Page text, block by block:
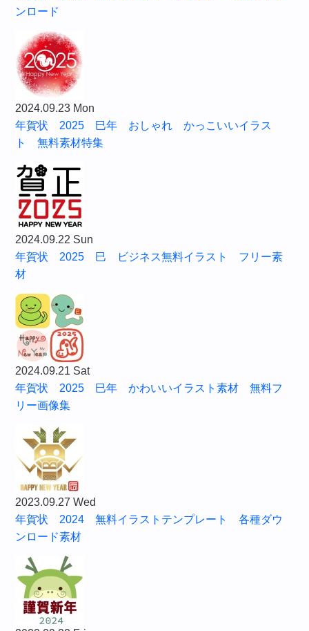
ンロード
2024.09.23 Mon
年賀状 2025 巳年 おしゃれ かっこいいイラス
ト 無料素材特集
2024.09.22 Sun
年賀状 2025 巳 ビジネス無料イラスト フリー素
材
2024.09.21 Sat
年賀状 2025 巳年 かわいいイラスト素材 無料フ
リー画像集
2023.09.27 Wed
年賀状 2024 無料イラストテンプレート 各種ダウ
ンロード素材